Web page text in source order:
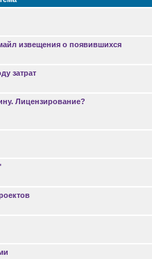
извещения о появившихся
затрат
Лицензирование?